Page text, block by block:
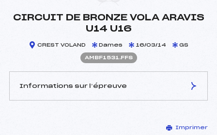
CIRCUIT DE BRONZE VOLA ARAVIS
U14 U16
CREST VOLAND Dames 16/03/14 GS
AMBF1531.FFS
Informations sur l’épreuve
DUJARDIN GERY (MB)
Imprimer